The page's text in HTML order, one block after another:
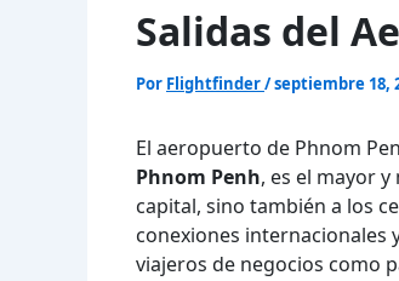
Salidas del
Por Flightfinder/septiembre 18,
El aeropuerto de Phnom
Phnom Penh, es el mayor
capital, sino también a los
conexiones internacionales
viajeros de negocios como